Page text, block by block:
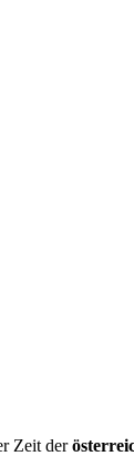
Zeit der